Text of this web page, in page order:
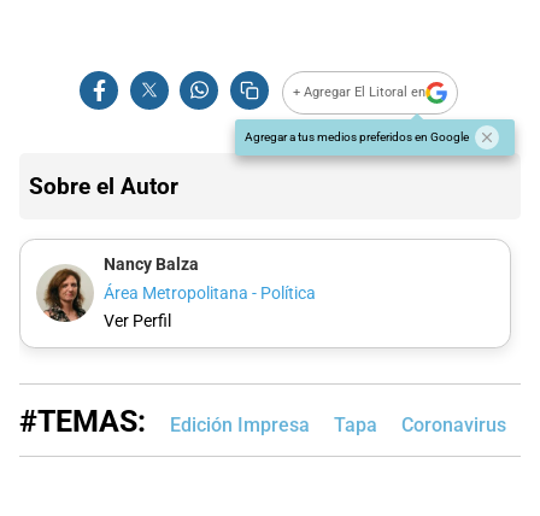
+ Agregar El Litoral en
Agregar a tus medios preferidos en Google
Sobre el Autor
Nancy Balza
Área Metropolitana - Política
Ver Perfil
#TEMAS: Edición Impresa Tapa Coronavirus